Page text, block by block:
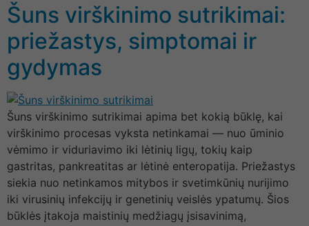
Šuns virškinimo sutrikimai:
priežastys, simptomai ir
gydymas
Šuns virškinimo sutrikimai apima bet kokią būklę, kai
virškinimo procesas vyksta netinkamai — nuo ūminio
vėmimo ir viduriavimo iki lėtinių ligų, tokių kaip
gastritas, pankreatitas ar lėtinė enteropatija. Priežastys
siekia nuo netinkamos mitybos ir svetimkūnių nurijimo
iki virusinių infekcijų ir genetinių veislės ypatumų. Šios
būklės įtakoja maistinių medžiagų įsisavinimą,